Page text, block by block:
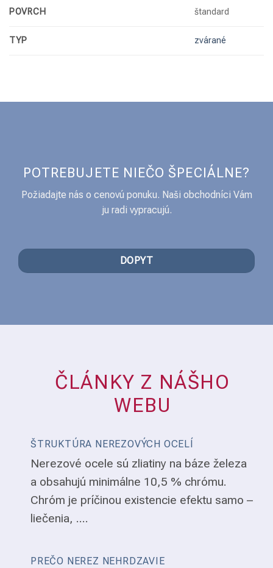
POVRCH štandard
TYP zvárané
POTREBUJETE NIEČO ŠPECIÁLNE?
Požiadajte nás o cenovú ponuku. Naši obchodníci Vám
ju radi vypracujú.
DOPYT
ČLÁNKY Z NÁŠHO
WEBU
ŠTRUKTÚRA NEREZOVÝCH OCELÍ
Nerezové ocele sú zliatiny na báze železa
a obsahujú minimálne 10,5 % chrómu.
Chróm je príčinou existencie efektu samo –
liečenia, ....
PREČO NEREZ NEHRDZAVIE